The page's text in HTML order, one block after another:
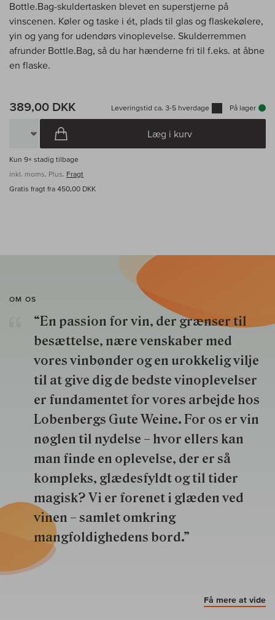
Bottle.Bag-skuldertasken blevet en superstjerne på
vinscenen. Køler og taske i ét, plads til glas og flaskekølere,
yin og yang for udendørs vinoplevelse. Skulderremmen
afrunder Bottle.Bag, så du har hænderne fri til f.eks. at åbne
en flaske.
389,00 DKK Leveringstid ca. 3-5 hverdage På lager
Læg i kurv
Kun 9× stadig tilbage
inkl. moms, Plus. Fragt
Gratis fragt fra 450,00 DKK
OM OS
“En passion for vin, der grænser til
besættelse, nære venskaber med
vores vinbønder og en urokkelig vilje
til at give dig de bedste vinoplevelser
er fundamentet for vores arbejde hos
Lobenbergs Gute Weine. For os er vin
nøglen til nydelse – hvor ellers kan
man finde en oplevelse, der er så
kompleks, glædesfyldt og til tider
magisk? Vi er forenet i glæden ved
vinen – samlet omkring
mangfoldighedens bord.”
Få mere at vide